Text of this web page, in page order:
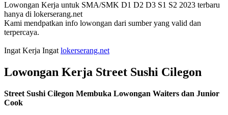
Lowongan Kerja untuk SMA/SMK D1 D2 D3 S1 S2 2023 terbaru
hanya di lokerserang.net
Kami mendpatkan info lowongan dari sumber yang valid dan
terpercaya.
Ingat Kerja Ingat lokerserang.net
Lowongan Kerja Street Sushi Cilegon
Street Sushi Cilegon Membuka Lowongan Waiters dan Junior
Cook